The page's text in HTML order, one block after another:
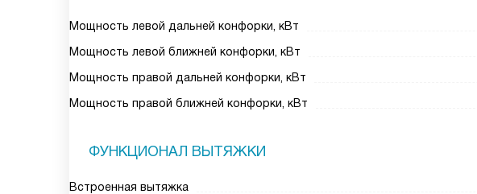
Мощность левой дальней конфорки, кВт
Мощность левой ближней конфорки, кВт
Мощность правой дальней конфорки, кВт
Мощность правой ближней конфорки, кВт
ФУНКЦИОНАЛ ВЫТЯЖКИ
Встроенная вытяжка